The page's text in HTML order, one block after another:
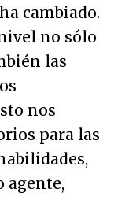
cambiado.
no sólo
las
nos
para las
agente,